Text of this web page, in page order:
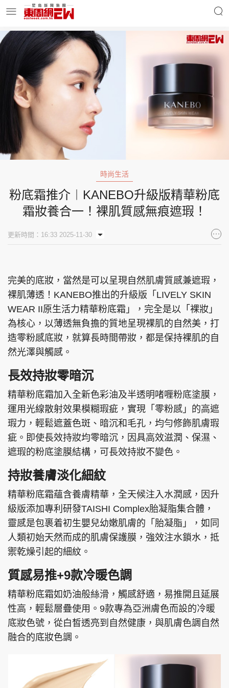
明星名人
東周Ladies 優享生活
東周食玩通
玄學靈異 東周專欄
東周刊 cazbuyer 東Touch
PCM 電腦廣場
頭條日報 星島環球 The Standard
親子王 Oh!爸媽 JobMarket
頭條搵工 EDUPLUS
關於我們
聯絡我們 版權及免責聲明
Copyright © 東周網 版權所有 . 不得轉載
©Eastweek.com.hk. All rights reserved.
時尚生活
粉底霜推介︱KANEBO升級版精華粉底
霜妝養合一！裸肌質感無痕遮瑕！
更新時間：16:33 2025-11-30
完美的底妝，當然是可以呈現自然肌膚質感兼遮瑕，
裸肌薄透！KANEBO推出的升級版「LIVELY SKIN
WEAR II原生活力精華粉底霜」，完全是以「裸妝」
為核心，以薄透無負擔的質地呈現裸肌的自然美，打
造零粉感底妝，就算長時間帶妝，都是保持裸肌的自
然光澤與觸感。
長效持妝零暗沉
精華粉底霜加入全新色彩油及半透明啫喱粉底塗膜，
運用光線散射效果模糊瑕疵，實現「零粉感」的高遮
瑕力，輕鬆遮蓋色斑、暗沉和毛孔，均勻修飾肌膚瑕
疵。即使長效持妝均零暗沉，因具高效滋潤、保濕、
遮瑕的粉底塗膜結構，可長效持妝不變色。
持妝養膚淡化細紋
精華粉底霜蘊含養膚精華，全天候注入水潤感，因升
級版添加專利研發TAISHI Complex胎凝脂集合體，
靈感是包裹着初生嬰兒幼嫩肌膚的「胎凝脂」，如同
人類初始天然而成的肌膚保護膜，強效注水鎖水，抵
禦乾燥引起的細紋。
質感易推+9款冷暖色調
精華粉底霜如奶油般絲滑，觸感舒適，易推開且延展
性高，輕鬆層疊使用。9款專為亞洲膚色而設的冷暖
底妝色號，從白皙透亮到自然健康，與肌膚色調自然
融合的底妝色調。